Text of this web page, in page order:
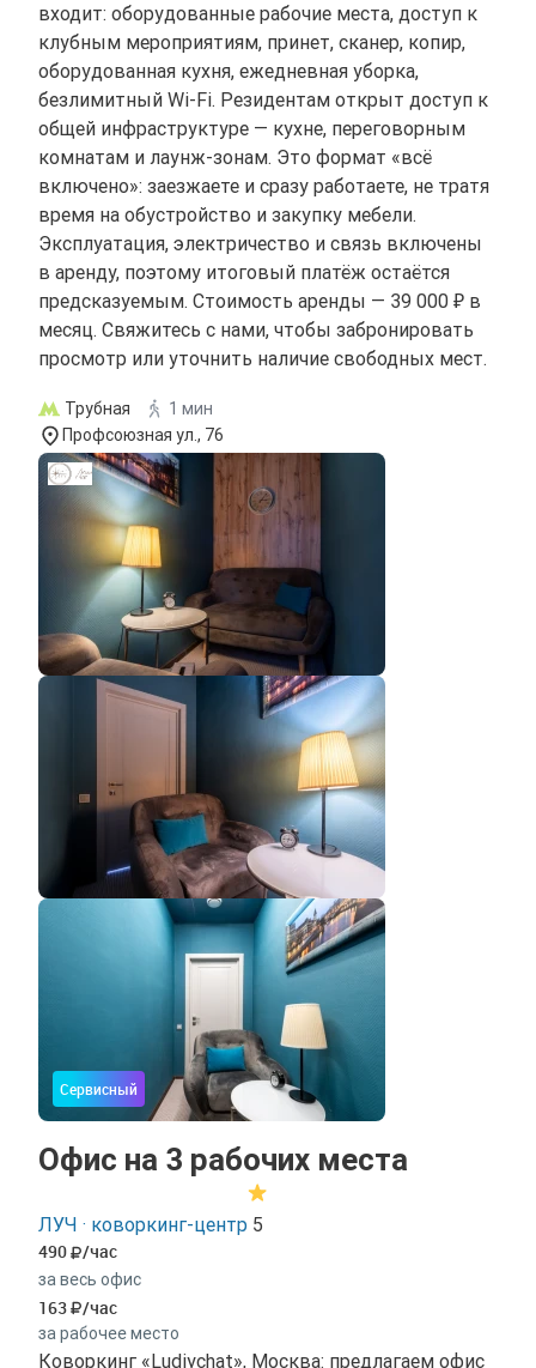
входит: оборудованные рабочие места, доступ к
клубным мероприятиям, принет, сканер, копир,
оборудованная кухня, ежедневная уборка,
безлимитный Wi-Fi. Резидентам открыт доступ к
общей инфраструктуре — кухне, переговорным
комнатам и лаунж-зонам. Это формат «всё
включено»: заезжаете и сразу работаете, не тратя
время на обустройство и закупку мебели.
Эксплуатация, электричество и связь включены
в аренду, поэтому итоговый платёж остаётся
предсказуемым. Стоимость аренды — 39 000 ₽ в
месяц. Свяжитесь с нами, чтобы забронировать
просмотр или уточнить наличие свободных мест.
Трубная
1 мин
Профсоюзная ул., 76
Сервисный
Офис на 3 рабочих места
ЛУЧ · коворкинг-центр 5
490 /час
за весь офис
163 /час
за рабочее место
Коворкинг «Ludiychat», Москва: предлагаем офис